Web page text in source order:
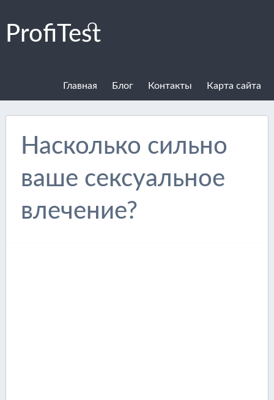
ProfiTest
Карта сайта
Контакты
Блог
Главная
Насколько сильно
ваше сексуальное
влечение?